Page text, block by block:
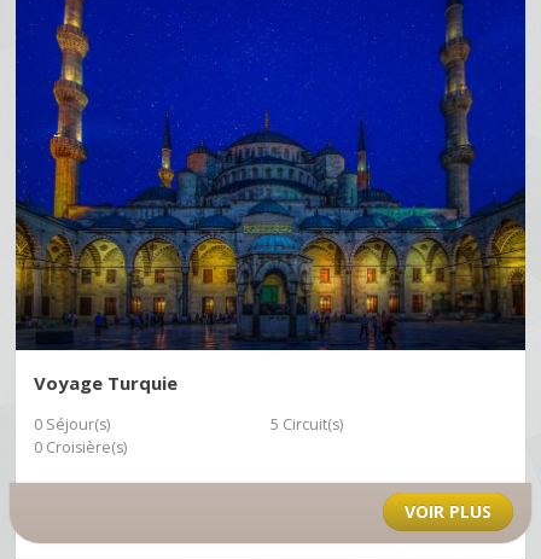
Voyage Turquie
0 Séjour(s)
5 Circuit(s)
0 Croisière(s)
VOIR PLUS